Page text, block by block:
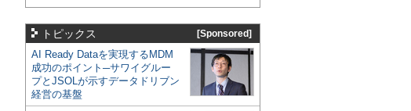
トピックス [Sponsored]
AI Ready Dataを実現するMDM
成功のポイント─サワイグルー
プとJSOLが示すデータドリブン
経営の基盤